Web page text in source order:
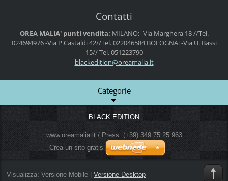
Contatti
OREA MALIA' punti vendita: MILANO:-Via Marghera 18 //Tel.
024694976-Via P.Castaldi 42//Tel. 022046584BOLOGNA:-Via U. Bassi
15// Tel. 051223790
blackedition@oreamalia.it
Categorie
BLACK EDITION
www.oreamalia.it / Press: (+39) 349.75.25.963
Crea un sito gratis
Visualizza: Versione Mobile| Versione Desktop